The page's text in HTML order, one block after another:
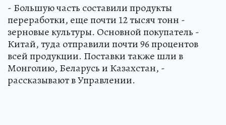
- Большую часть составили продукты
переработки, еще почти 12 тысяч тонн -
зерновые культуры. Основной покупатель -
Китай, туда отправили почти 96 процентов
всей продукции. Поставки также шли в
Монголию, Беларусь и Казахстан, -
рассказывают в Управлении.